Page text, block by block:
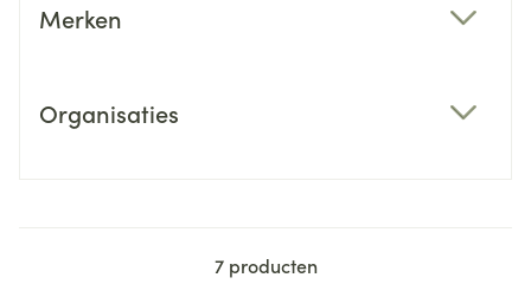
Merken
Organisaties
7producten